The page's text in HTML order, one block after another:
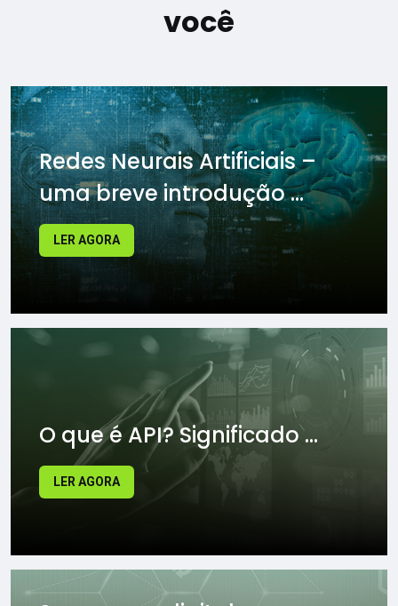
você
Redes Neurais Artificiais –
uma breve introdução ...
LER AGORA
O que é API? Significado ...
LER AGORA